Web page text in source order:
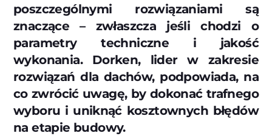
poszczególnymi rozwiązaniami są
znaczące – zwłaszcza jeśli chodzi o
parametry techniczne i jakość
wykonania. Dorken, lider w zakresie
rozwiązań dla dachów, podpowiada, na
co zwrócić uwagę, by dokonać trafnego
wyboru i uniknąć kosztownych błędów
na etapie budowy.